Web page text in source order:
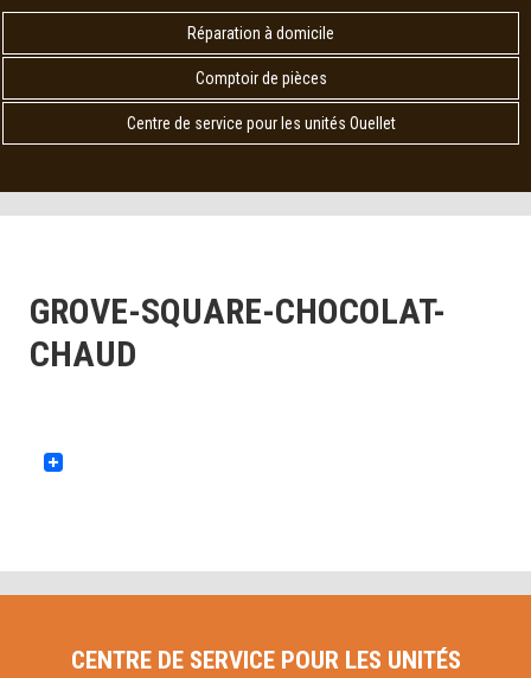
Réparation à domicile
Comptoir de pièces
Centre de service pour les unités Ouellet
GROVE-SQUARE-CHOCOLAT-
CHAUD
CENTRE DE SERVICE POUR LES UNITÉS